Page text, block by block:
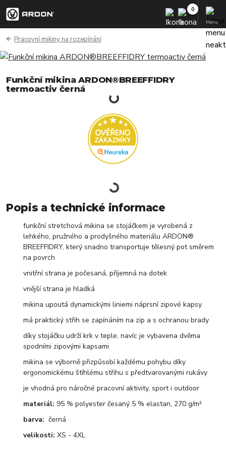
Menu
Pracovní mikiny na rozepínání
Funkční mikina ARDON®BREEFFIDRY
termoactiv černá
Popis a technické informace
funkční stretchová mikina se stojáčkem je vyrobená z
lehkého, pružného a prodyšného materiálu ARDON®
BREEFFIDRY, který snadno transportuje tělesný pot směrem
na povrch
vnitřní strana je počesaná, příjemná na dotek
vnější strana je hladká
mikina upoutá dynamickými liniemi náprsní zipové kapsy
má praktický střih se zapínáním na zip a s ochranou brady
díky stojáčku udrží krk v teple, navíc je vybavena dvěma
spodními zipovými kapsami
mikina se výborně přizpůsobí každému pohybu díky
ergonomickému štíhlému střihu s předtvarovanými rukávy
je vhodná pro náročné pracovní aktivity, sport i outdoor
materiál: 95 % polyester česaný 5 % elastan, 270 g/m²
barva: černá
velikosti: XS - 4XL